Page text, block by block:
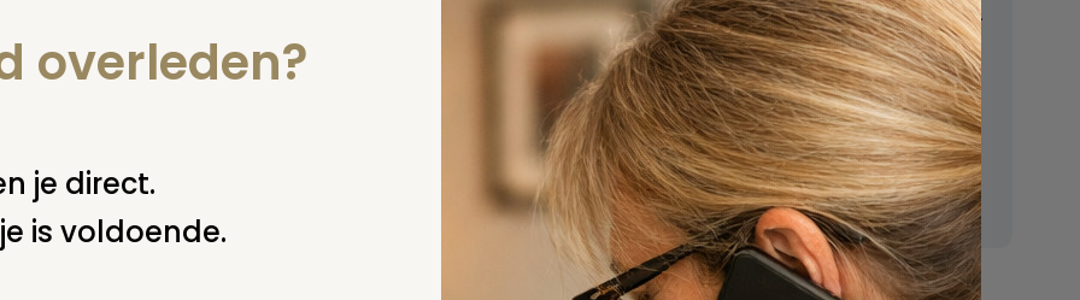
Verzenden
maar
niet gepubliceerd.
Juridisch adviesbureau mr. W.G.H.M.
van der Putten c.s.
Zutphensestraatweg 7
6881 WN Velp (Gld)
E-mail:
mr.vanderputten@gmail.com
overleden?
je direct.
is voldoende.